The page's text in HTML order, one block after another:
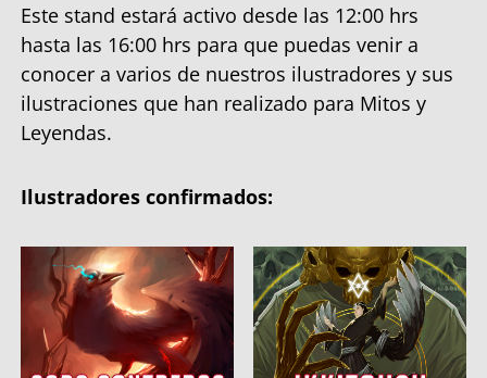
Este stand estará activo desde las 12:00 hrs
hasta las 16:00 hrs para que puedas venir a
conocer a varios de nuestros ilustradores y sus
ilustraciones que han realizado para Mitos y
Leyendas.
Ilustradores confirmados: